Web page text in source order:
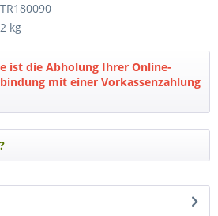
TR180090
2 kg
ist die Abholung Ihrer Online-
mit einer Vorkassenzahlung